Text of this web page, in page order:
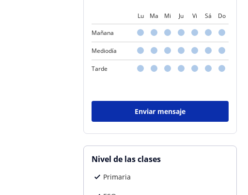
Lu Ma Mi Ju Vi Sá Do
Mañana
Mediodía
Tarde
Enviar mensaje
Nivel de las clases
Primaria